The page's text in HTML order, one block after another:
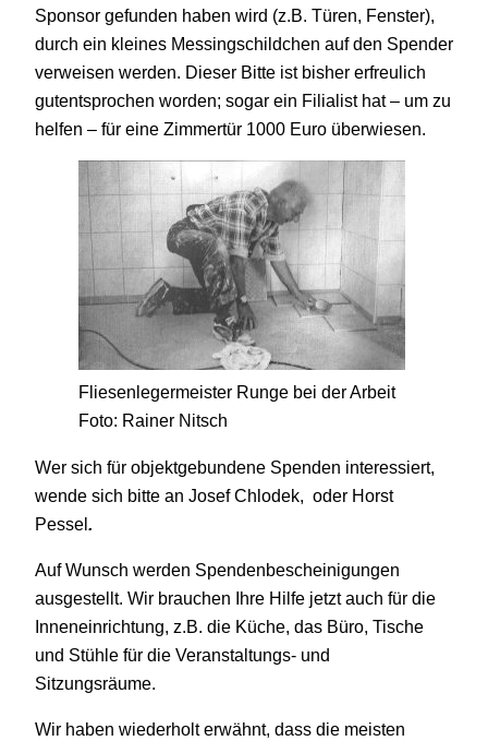
Sponsor gefunden haben wird (z.B. Türen, Fenster),
durch ein kleines Messingschildchen auf den Spender
verweisen werden. Dieser Bitte ist bisher erfreulich
gutentsprochen worden; sogar ein Filialist hat – um zu
helfen – für eine Zimmertür 1000 Euro überwiesen.
Fliesenlegermeister Runge bei der Arbeit
Foto: Rainer Nitsch
Wer sich für objektgebundene Spenden interessiert,
wende sich bitt­e an Josef Chlodek, oder Horst
Pessel.
Auf Wunsch werden Spendenbescheinigungen
ausgestellt. Wir brauchen Ihre Hilfe jetzt auch für die
Inneneinrichtung, z.B. die Küche, das Büro, Tische
und Stühle für die Veranstaltungs- und
Sitzungsräume.
Wir haben wiederholt erwähnt, dass die meisten